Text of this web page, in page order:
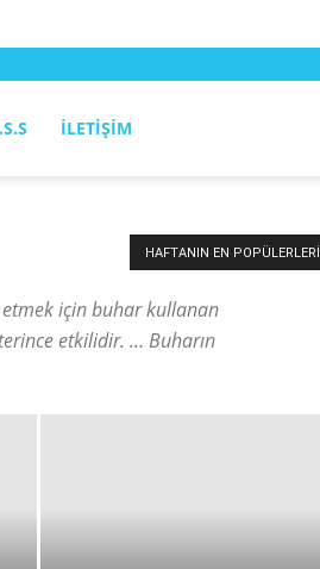
İLETIŞIM
etmek için buhar kullanan
etkilidir. … Buharın
HAFTANIN EN POPÜLERLERI